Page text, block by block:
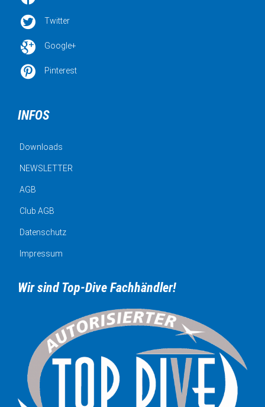
 Twitter
 Google+
 Pinterest
INFOS
Downloads
NEWSLETTER
AGB
Club AGB
Datenschutz
Impressum
Wir sind Top-Dive Fachhändler!